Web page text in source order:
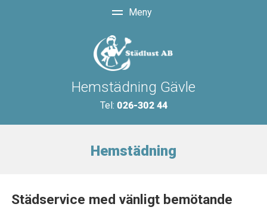
Hemstädning Gävle
Tel: 026-302 44
Hemstädning
Städservice med vänligt bemötande